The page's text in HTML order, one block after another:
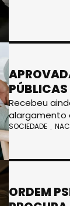
PÚBLICAS
Recebeu
alargamento
SOCIEDADE
ORDEM